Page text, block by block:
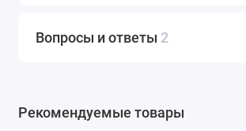
Вопросы и ответы 2
Рекомендуемые товары